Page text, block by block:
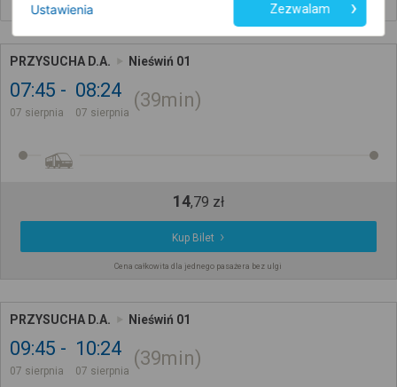
PRZYSUCHA D.A. Nieświń 01
07:45
07 sierpnia
08:24
07 sierpnia
39min
14,79 zł
Kup Bilet
Cena całkowita dla jednego pasażera bez ulgi
PRZYSUCHA D.A. Nieświń 01
09:45
07 sierpnia
10:24
07 sierpnia
39min
Ustawienia Zezwalam